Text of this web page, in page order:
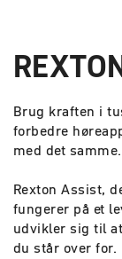
Brug kraften i
forbedre
med det samme.
Rexton Assist,
fungerer på et
udvikler sig til
du står over for.